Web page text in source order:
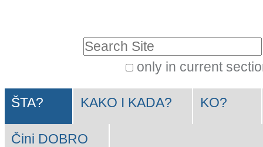
Skip
to
navigation
only in current
Search…
Navigation
ŠTA? KAKO I KADA? KO?
Čini DOBRO